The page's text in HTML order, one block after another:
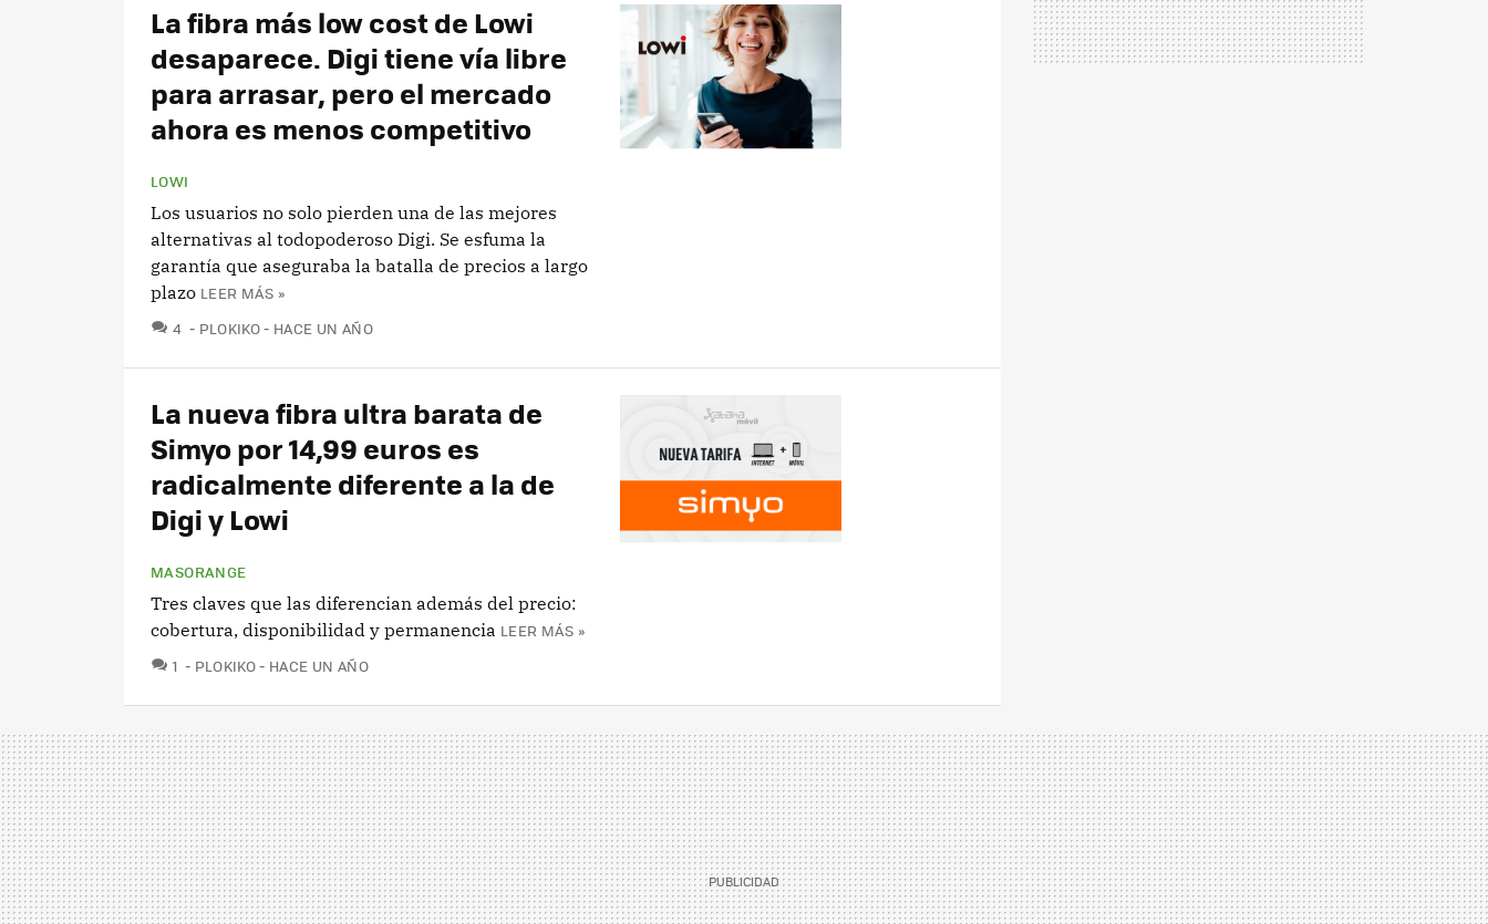
La fibra más low cost de Lowi
desaparece. Digi tiene vía libre
para arrasar, pero el mercado
ahora es menos competitivo
LOWI
Los usuarios no solo pierden una de las mejores
alternativas al todopoderoso Digi. Se esfuma la
garantía que aseguraba la batalla de precios a largo
plazo LEER MÁS »
4 COMENTARIOS
PLOKIKO HACE UN AÑO
La nueva fibra ultra barata de
Simyo por 14,99 euros es
radicalmente diferente a la de
Digi y Lowi
MASORANGE
Tres claves que las diferencian además del precio:
cobertura, disponibilidad y permanencia LEER MÁS »
1 COMENTARIOS
PLOKIKO HACE UN AÑO